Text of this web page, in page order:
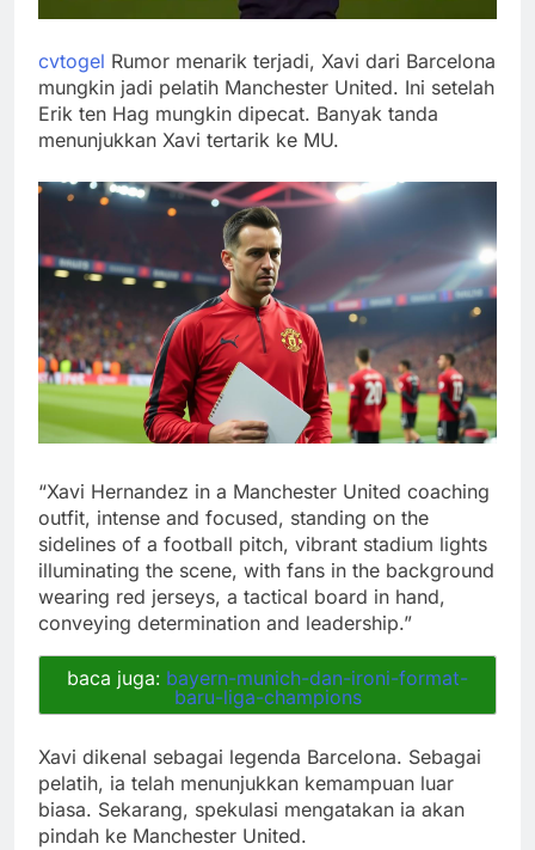
cvtogel Rumor menarik terjadi, Xavi dari Barcelona
mungkin jadi pelatih Manchester United. Ini setelah
Erik ten Hag mungkin dipecat. Banyak tanda
menunjukkan Xavi tertarik ke MU.
“Xavi Hernandez in a Manchester United coaching
outfit, intense and focused, standing on the
sidelines of a football pitch, vibrant stadium lights
illuminating the scene, with fans in the background
wearing red jerseys, a tactical board in hand,
conveying determination and leadership.”
baca juga: bayern-munich-dan-ironi-format-
baru-liga-champions
Xavi dikenal sebagai legenda Barcelona. Sebagai
pelatih, ia telah menunjukkan kemampuan luar
biasa. Sekarang, spekulasi mengatakan ia akan
pindah ke Manchester United.